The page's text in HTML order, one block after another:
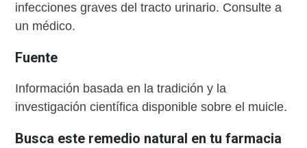
infecciones graves del tracto urinario. Consulte a
un médico.
Fuente
Información basada en la tradición y la
investigación científica disponible sobre el muicle.
Busca este remedio natural en tu farmacia